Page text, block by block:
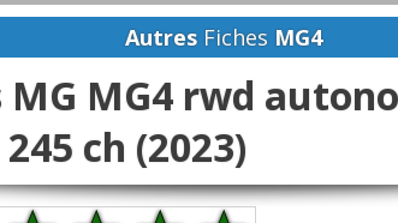
AutresFiches MG4
MG MG4 rwd
ch (2023)